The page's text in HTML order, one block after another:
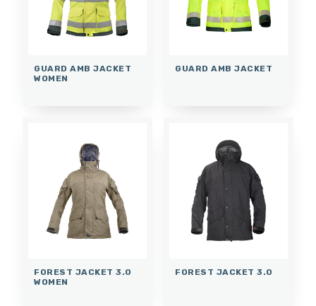
GUARD AMB JACKET
WOMEN
GUARD AMB JACKET
FOREST JACKET 3.0
WOMEN
FOREST JACKET 3.0